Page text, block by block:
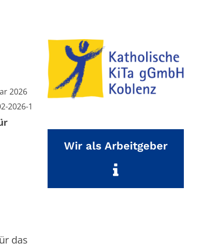
2026
2026-1
das
Wir als Arbeitgeber